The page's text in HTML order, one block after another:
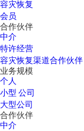
容灾恢复
会员
合作伙伴
中介
特许经营
容灾恢复渠道合作伙伴
业务规模
个人
小型 公司
大型公司
合作伙伴
中介